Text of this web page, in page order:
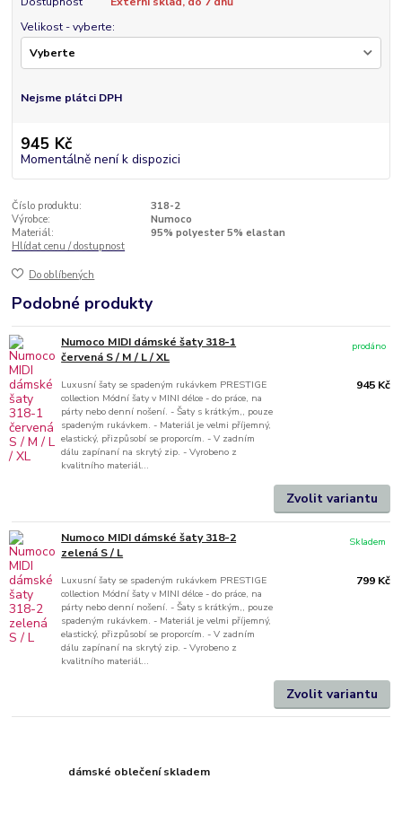
Velikost - vyberte:
Nejsme plátci DPH
945 Kč
Momentálně není k dispozici
Číslo produktu:
318-2
Výrobce:
Numoco
Materiál:
95% polyester 5% elastan
Hlídat cenu / dostupnost
Do oblíbených
Podobné produkty
Numoco MIDI dámské šaty 318-1
červená S / M / L / XL
Luxusní šaty se spadeným rukávkem PRESTIGE
collection Módní šaty v MINI délce - do práce, na
párty nebo denní nošení. - Šaty s krátkým,, pouze
spadeným rukávkem. - Materiál je velmi příjemný,
elastický, přizpůsobí se proporcím. - V zadním
dálu zapínaní na skrytý zip. - Vyrobeno z
kvalitního materiál...
945 Kč
prodáno
Zvolit variantu
Numoco MIDI dámské šaty 318-2
zelená S / L
Luxusní šaty se spadeným rukávkem PRESTIGE
collection Módní šaty v MINI délce - do práce, na
párty nebo denní nošení. - Šaty s krátkým,, pouze
spadeným rukávkem. - Materiál je velmi příjemný,
elastický, přizpůsobí se proporcím. - V zadním
dálu zapínaní na skrytý zip. - Vyrobeno z
kvalitního materiál...
799 Kč
Skladem
Zvolit variantu
dámské oblečení skladem